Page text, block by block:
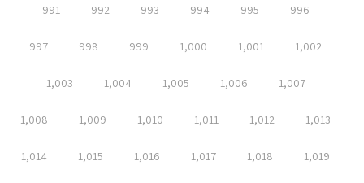
991 992 993 994 995 996
997 998 999 1,000 1,001 1,002
1,003 1,004 1,005 1,006 1,007
1,008 1,009 1,010 1,011 1,012 1,013
1,014 1,015 1,016 1,017 1,018 1,019